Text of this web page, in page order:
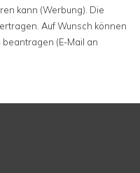
kann (Werbung). Die
Auf Wunsch können
(E-Mail an